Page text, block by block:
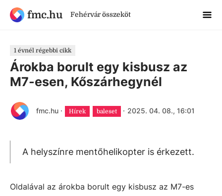
fmc.hu Fehérvár összeköt
1 évnél régebbi cikk
Árokba borult egy kisbusz az
M7-esen, Kőszárhegynél
fmc.hu · Hírek baleset · 2025. 04. 08., 16:01
A helyszínre mentőhelikopter is érkezett.
Oldalával az árokba borult egy kisbusz az M7-es